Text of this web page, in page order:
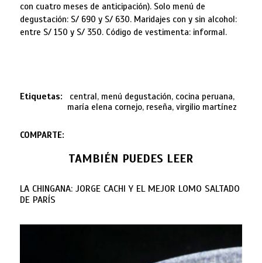
con cuatro meses de anticipación). Solo menú de
degustación: S/ 690 y S/ 630. Maridajes con y sin alcohol:
entre S/ 150 y S/ 350. Código de vestimenta: informal.
Etiquetas:
central, menú degustación, cocina peruana,
maría elena cornejo, reseña, virgilio martínez
COMPARTE:
TAMBIÉN PUEDES LEER
LA CHINGANA: JORGE CACHI Y EL MEJOR LOMO SALTADO
DE PARÍS